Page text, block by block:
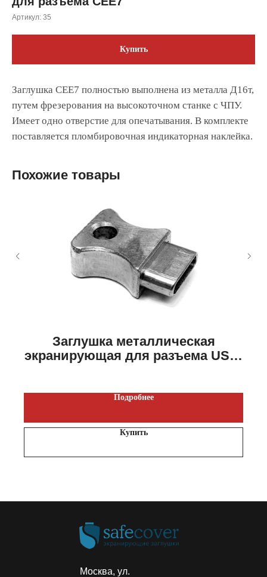
Артикул: 35
Купить
Заглушка CEE7 полностью выполнена из металла Д16т,
путем фрезерования на высокоточном станке с ЧПУ.
Имеет одно отверстие для опечатывания. В комплекте
поставляется пломбировочная индикаторная наклейка.
Похожие товары
Заглушка металлическая
экранирующая для разъема USB-
Подробнее
Купить
Москва, ул.